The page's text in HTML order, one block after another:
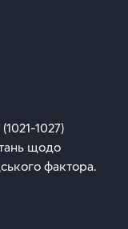
1027)
щодо
фактора.